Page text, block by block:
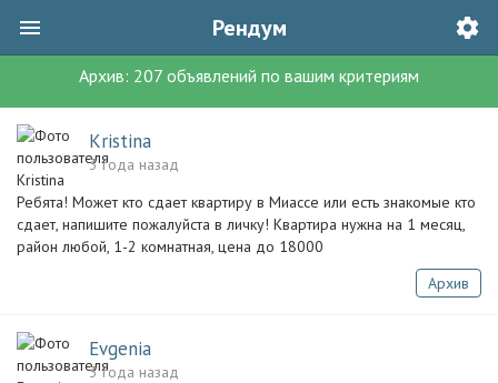
Рендум
Архив: 207 объявлений по вашим критериям
Kristina
3 года назад
Ребята! Может кто сдает квартиру в Миассе или есть знакомые кто
сдает, напишите пожалуйста в личку! Квартира нужна на 1 месяц,
район любой, 1-2 комнатная, цена до 18000
Архив
Evgenia
3 года назад